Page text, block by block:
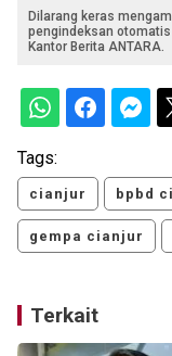
Dilarang keras
pengindeksan
Kantor Berita ANTARA.
Tags:
cianjur bpbd
gempa cianjur
Terkait